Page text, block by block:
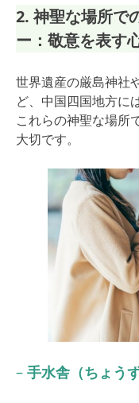
2. 神聖な場所で
ー：敬意を表す
世界遺産の厳島神社
ど、中国四国地方に
これらの神聖な場所
大切です。
– 手水舎（ちょう